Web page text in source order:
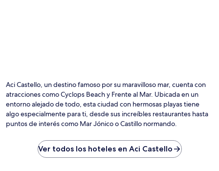
Aci Castello, un destino famoso por su maravilloso mar, cuenta con
atracciones como Cyclops Beach y Frente al Mar. Ubicada en un
entorno alejado de todo, esta ciudad con hermosas playas tiene
algo especialmente para ti, desde sus increíbles restaurantes hasta
puntos de interés como Mar Jónico o Castillo normando.
Ver todos los hoteles en Aci Castello